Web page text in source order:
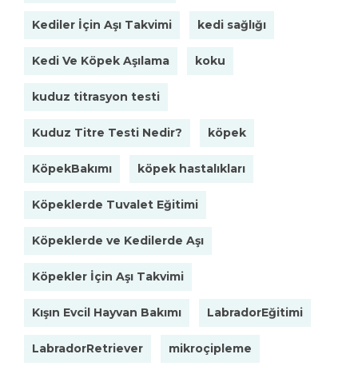
Kediler İçin Aşı Takvimi kedi sağlığı
Kedi Ve Köpek Aşılama koku
kuduz titrasyon testi
Kuduz Titre Testi Nedir? köpek
KöpekBakımı köpek hastalıkları
Köpeklerde Tuvalet Eğitimi
Köpeklerde ve Kedilerde Aşı
Köpekler İçin Aşı Takvimi
Kışın Evcil Hayvan Bakımı LabradorEğitimi
LabradorRetriever mikroçipleme